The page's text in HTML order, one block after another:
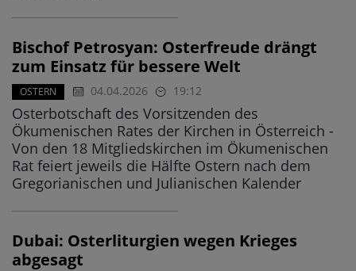
Bischof Petrosyan: Osterfreude drängt
zum Einsatz für bessere Welt
OSTERN 04.04.2026 19:12
Osterbotschaft des Vorsitzenden des
Ökumenischen Rates der Kirchen in Österreich -
Von den 18 Mitgliedskirchen im Ökumenischen
Rat feiert jeweils die Hälfte Ostern nach dem
Gregorianischen und Julianischen Kalender
Dubai: Osterliturgien wegen Krieges
abgesagt